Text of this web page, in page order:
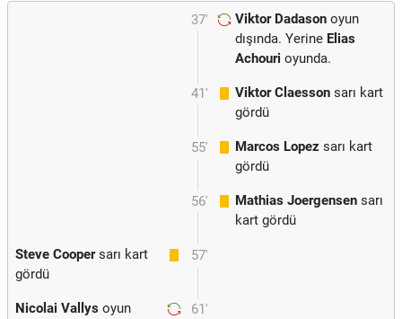
37' Viktor Dadason oyun
dışında. Yerine Elias
Achouri oyunda.
41' Viktor Claesson sarı kart
gördü
55' Marcos Lopez sarı kart
gördü
56' Mathias Joergensen sarı
kart gördü
57'
Steve Coopersarı kart
gördü
61'
Nicolai Vallys oyun